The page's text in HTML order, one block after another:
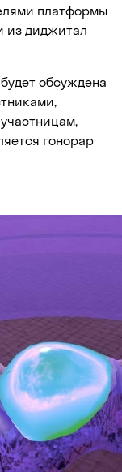
платформы
из диджитал
обсуждена
гонорар